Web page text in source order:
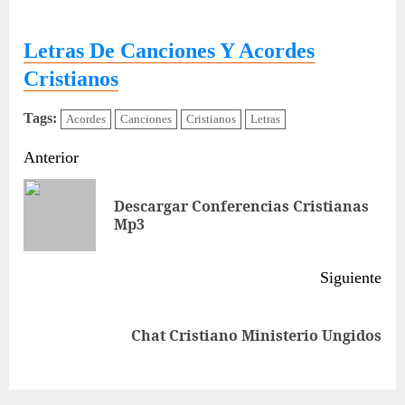
Letras De Canciones Y Acordes
Cristianos
Tags: Acordes Canciones Cristianos Letras
Sigue
leyendo
Anterior
Descargar Conferencias Cristianas
Mp3
Siguiente
Chat Cristiano Ministerio Ungidos